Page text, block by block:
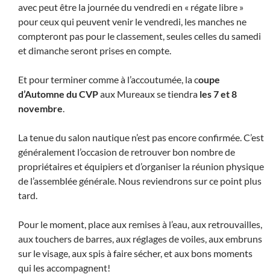
avec peut être la journée du vendredi en « régate libre »
pour ceux qui peuvent venir le vendredi, les manches ne
compteront pas pour le classement, seules celles du samedi
et dimanche seront prises en compte.
Et pour terminer comme à l’accoutumée, la coupe
d’Automne du CVPaux Mureaux se tiendra les 7 et 8
novembre.
La tenue du salon nautique n’est pas encore confirmée. C’est
généralement l’occasion de retrouver bon nombre de
propriétaires et équipiers et d’organiser la réunion physique
de l’assemblée générale. Nous reviendrons sur ce point plus
tard.
Pour le moment, place aux remises à l’eau, aux retrouvailles,
aux touchers de barres, aux réglages de voiles, aux embruns
sur le visage, aux spis à faire sécher, et aux bons moments
qui les accompagnent!